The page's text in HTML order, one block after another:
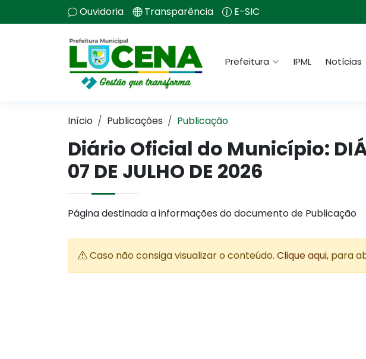
Ouvidoria Transparência E-SIC
Prefeitura IPML Notícias
Início Publicações Publicação
Diário Oficial do Município:
07 DE JULHO DE 2026
Página destinada a informações do documento de Publicação
Caso não consiga visualizar o conteúdo. Clique aqui, para